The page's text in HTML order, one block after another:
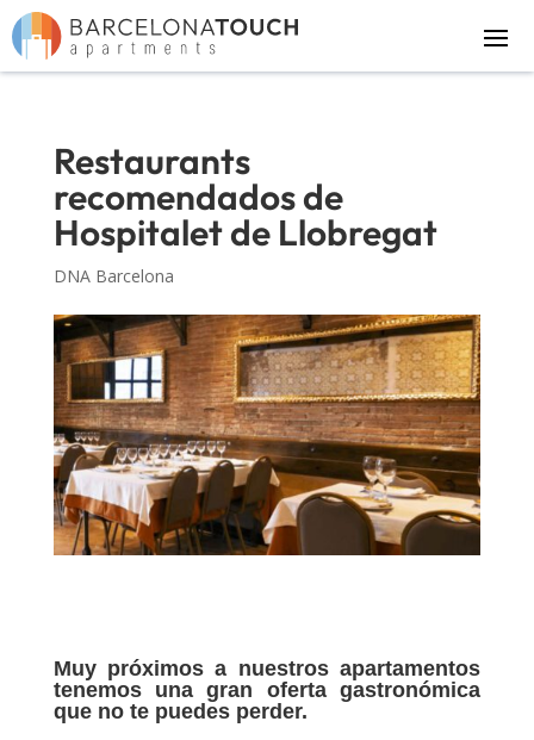
Restaurants
recomendados de
Hospitalet de Llobregat​​​
DNA Barcelona
Muy próximos a nuestros apartamentos
tenemos una gran oferta gastronómica
que no te puedes perder.